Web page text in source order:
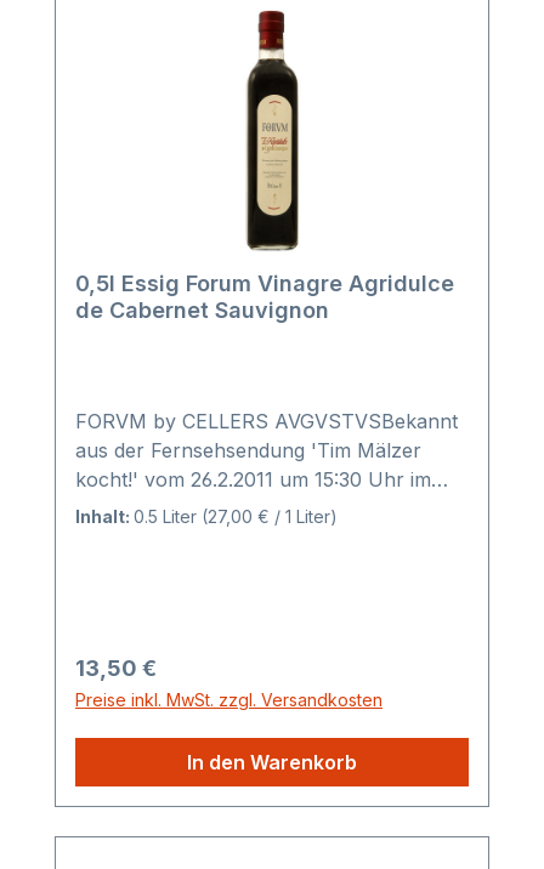
0,5l Essig Forum Vinagre Agridulce
de Cabernet Sauvignon
FORVM by CELLERS AVGVSTVSBekannt
aus der Fernsehsendung 'Tim Mälzer
kocht!' vom 26.2.2011 um 15:30 Uhr im
Ersten (ARD). Tim Mälzer bereitete mit
CELLERS AVGVSTVS errichtet wurde,
waren die Bodega bestrebt, in der Welt
der hochwertigen Essige zu forschen. Sie
versuchten einen Essig herzustellen, den
man einerseits ideal für das Kochen und
andererseits für endlose kulinarische
Inhalt: 0.5 Liter (27,00 € / 1 Liter)
Regulärer Preis:
13,50 €
Preise inkl. MwSt. zzgl. Versandkosten
In den Warenkorb